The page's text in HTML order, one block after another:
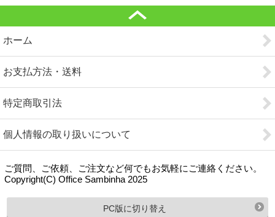
ホーム
お支払方法・送料
特定商取引法
個人情報の取り扱いについて
ご質問、ご依頼、ご注文など何でもお気軽にご連絡ください。
Copyright(C) Office Sambinha 2025
PC版に切り替え